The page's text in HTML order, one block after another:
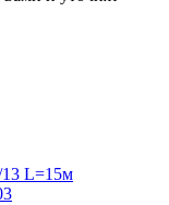
13 L=15м